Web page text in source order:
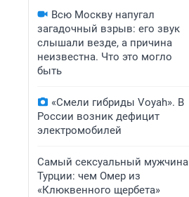
Всю Москву напугал
загадочный взрыв: его звук
слышали везде, а причина
неизвестна. Что это могло
быть
«Смели гибриды Voyah». В
России возник дефицит
электромобилей
Самый сексуальный мужчина
Турции: чем Омер из
«Клюквенного щербета»